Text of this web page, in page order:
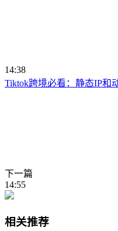
14:38
Tiktok跨境必看：静态IP和
下一篇
14:55
相关推荐